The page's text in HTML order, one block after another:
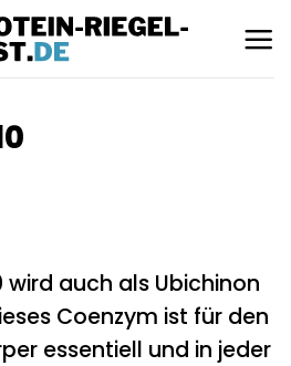
wird auch als Ubichinon
Coenzym ist für den
essentiell und in jeder